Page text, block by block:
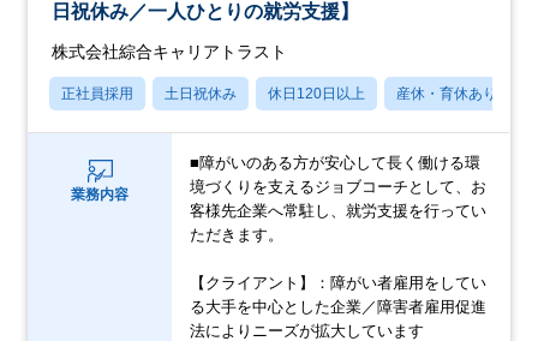
日祝休み／一人ひとりの就労支援】
株式会社綜合キャリアトラスト
正社員採用 土日祝休み 休日120日以上 産休・育休あり
業務内容
■障がいのある方が安心して長く働ける環
境づくりを支えるジョブコーチとして、お
客様先企業へ常駐し、就労支援を行ってい
ただきます。
【クライアント】：障がい者雇用をしてい
る大手を中心とした企業／障害者雇用促進
法によりニーズが拡大しています